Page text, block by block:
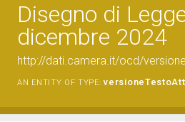
Disegno di
dicembre 2024
http://dati.camera.it/ocd/
AN ENTITY OF TYPE: